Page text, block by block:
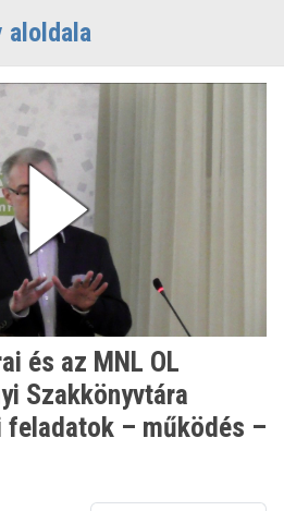
aloldala
és az MNL OL
Szakkönyvtára
feladatok – működés –